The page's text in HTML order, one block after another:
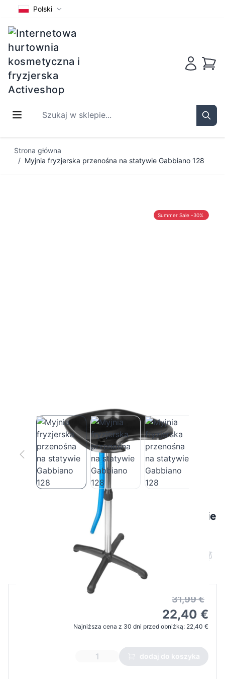
Polski
Szukaj w sklepie...
Strona główna
/ Myjnia fryzjerska przenośna na statywie Gabbiano 128
Summer Sale -30%
Myjnia fryzjerska przenośna na statywie
Cena detaliczna
31,99 €
22,40 €
Najniższa cena z 30 dni przed obniżką: 22,40 €
dodaj do koszyka